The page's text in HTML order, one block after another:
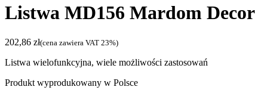
Listwa MD156 Mardom
202,86 zł(cena zawiera VAT 23%)
Listwa wielofunkcyjna, wiele możliwości zastosowań
Produkt wyprodukowany w Polsce